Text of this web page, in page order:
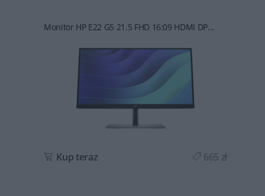
Monitor HP E22 G5 21.5 FHD 16:09 HDMI DP...
Kup teraz 665 zł